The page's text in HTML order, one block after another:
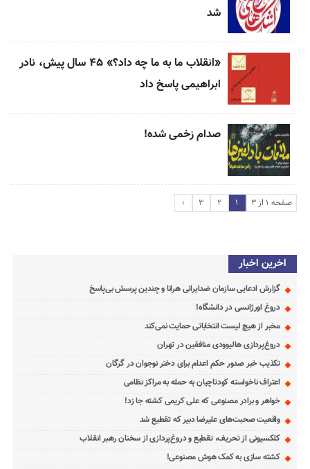
شد
«انقلاب ما به ما چه داد؟» ۴۵ سال پیش، نادر
ابراهیمی پاسخ داد
صدام زخمی شده!
صفحه ۱ از ۳ ۱ ۲ ۳ ›
اخرین اخبار
گزارش ادعایی سازمان ضدایرانی هرانا و چندین پرسش بی‌پاسخ
دروغ اورژانسی در دانشگاه!
مخبر از هیچ لیست انتخاباتی حمایت نمی‌کند
دروغ‌پردازی هالیوودی منافقین در تهران
تکذیب خبر صدور حکم اعدام برای دختر نوجوان در گرگان
اعتراف ناخواسته کودتاچیان به حمله به مراکز نظامی
خواهر و برادر مصنوعی که علی کریمی کشته جا زد!
واقعیت صحبت‌های علیرضا دبیر که تقطیع شد
کلکسیونی از تحریف، تقطیع و دروغ‌پردازی از سخنان رهبر انقلاب
کشته سازی به کمک هوش مصنوعی!